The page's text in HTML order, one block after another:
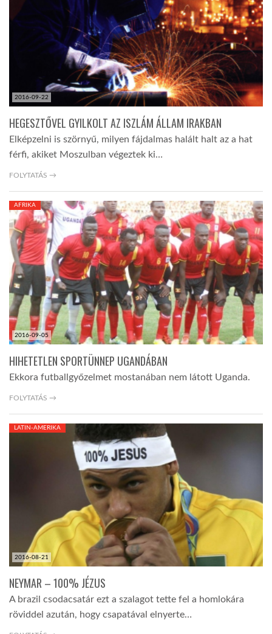
2016-09-22
HEGESZTŐVEL GYILKOLT AZ ISZLÁM ÁLLAM IRAKBAN
Elképzelni is szörnyű, milyen fájdalmas halált halt az a hat
férfi, akiket Moszulban végeztek ki…
FOLYTATÁS →
2016-09-05
AFRIKA
HIHETETLEN SPORTÜNNEP UGANDÁBAN
Ekkora futballgyőzelmet mostanában nem látott Uganda.
FOLYTATÁS →
2016-08-21
LATIN-AMERIKA
NEYMAR – 100% JÉZUS
A brazil csodacsatár ezt a szalagot tette fel a homlokára
röviddel azután, hogy csapatával elnyerte…